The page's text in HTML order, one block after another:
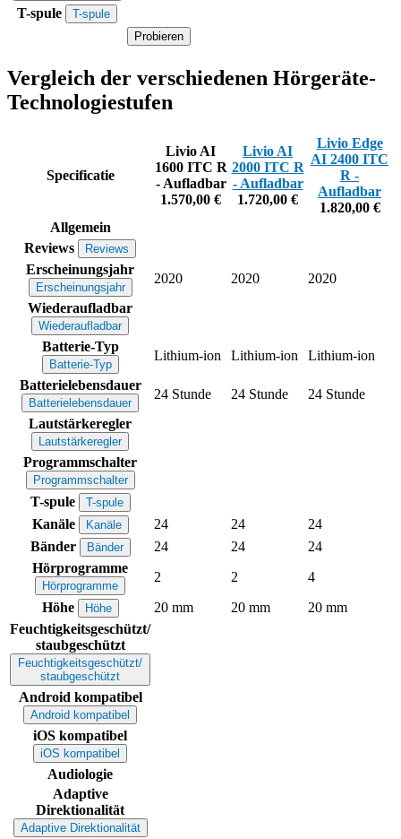
T-spule
T-spule
Probieren
Vergleich der verschiedenen Hörgeräte-
Technologiestufen
Specificatie
Livio AI
1600 ITC R
- Aufladbar
1.570,00 €
Livio AI
2000 ITC R
- Aufladbar
1.720,00 €
Livio Edge
AI 2400 ITC
R -
Aufladbar
1.820,00 €
Allgemein
Reviews
Reviews
Erscheinungsjahr
Erscheinungsjahr
2020 2020
2020
Wiederaufladbar
Wiederaufladbar
Batterie-Typ
Batterie-Typ
Lithium-ion Lithium-ion
Lithium-ion
Batterielebensdauer
Batterielebensdauer
24 Stunde 24 Stunde
24 Stunde
Lautstärkeregler
Lautstärkeregler
Programmschalter
Programmschalter
T-spule T-spule
Kanäle Kanäle 24 24
24
Bänder
Bänder 24 24
24
Hörprogramme
Hörprogramme
2 2
4
Höhe
Höhe 20 mm 20 mm
20 mm
Feuchtigkeitsgeschützt/
staubgeschützt
Feuchtigkeitsgeschützt/
staubgeschützt
Android kompatibel
Android kompatibel
iOS kompatibel
iOS kompatibel
Audiologie
Adaptive
Direktionalität
Adaptive Direktionalität